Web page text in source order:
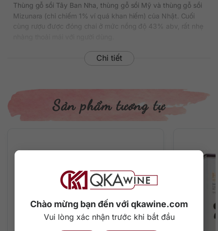
Chào mừng bạn đến với qkawine.com
Vui lòng xác nhận trước khi bắt đầu
Thùng gỗ sồi Tây Ban Nha, thùng gỗ sồi Mỹ và thùng gỗ sồi
Mizunara (chỉ chiếm 1% ví quá khan hiếm) của Nhật. Cuối
cùng rượu được đóng chai ở mức nồng độ 43% abv, rất nhẹ
Tại Việt Nam, giá tham khảo của chai rượu này dao động
quanh mức 3.300.000 đồng/chai và không phải lúc nào
Thông tin chi tiết về rượu
Xuất xứ: Nhật Bản
Cách thưởng thức: Uống nguyên chất, thêm đá viên, pha
Mô tả hương vị rượu
– Màu sắc: Màu vàng lúa mạch tươi sáng rực rỡ.
Chi tiết
Sản phẩm tương tự